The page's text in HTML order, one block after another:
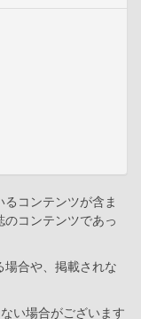
コンテンツが含ま
コンテンツであっ
合や、掲載されな
い場合がございます